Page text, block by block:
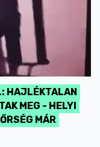
HAJLÉKTALAN
MEG - HELYI
MÁR